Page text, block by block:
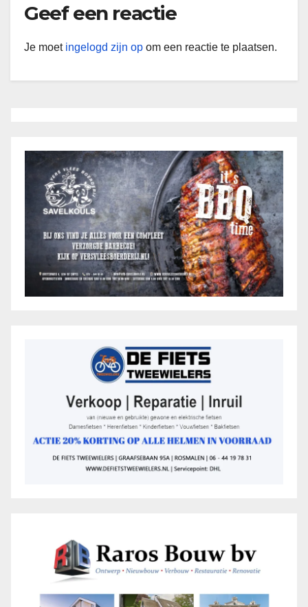
Geef een reactie
Je moet ingelogd zijn op om een reactie te plaatsen.